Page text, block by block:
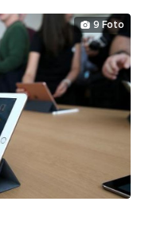
9 Foto